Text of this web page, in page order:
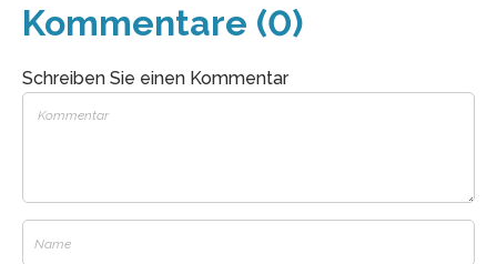
Kommentare (0)
Schreiben Sie einen Kommentar